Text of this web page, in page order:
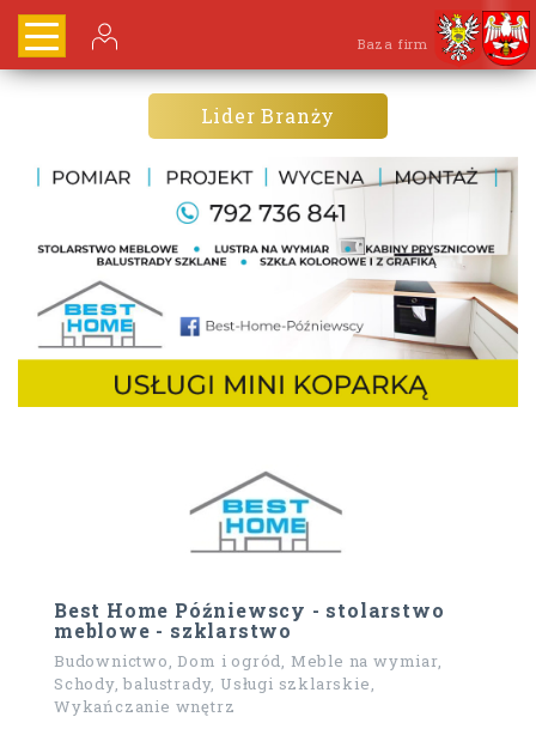
Baza firm
Lider Branży
Best Home Późniewscy - stolarstwo
meblowe - szklarstwo
Budownictwo, Dom i ogród, Meble na wymiar,
Schody, balustrady, Usługi szklarskie,
Wykańczanie wnętrz